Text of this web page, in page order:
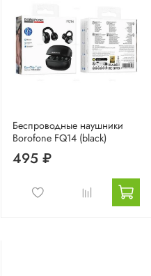
Беспроводные наушники
Borofone FQ14 (black)
495 ₽